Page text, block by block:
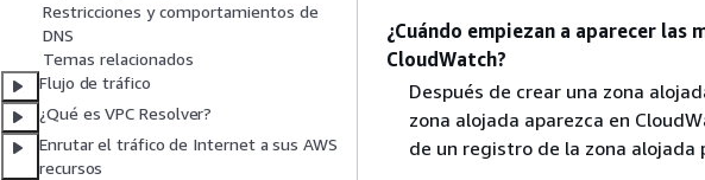
Restricciones y comportamientos de
DNS
Temas relacionados
Flujo de tráfico
¿Qué es VPC Resolver?
Enrutar el tráfico de Internet a sus AWS
recursos
¿Cuándo empiezan a aparecer las
CloudWatch?
Después de crear una zona
zona alojada aparezca en
de un registro de la zona